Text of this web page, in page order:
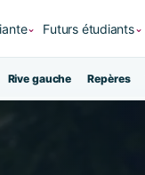
⌄ Futurs étudiants⌄
Rive gauche Repères